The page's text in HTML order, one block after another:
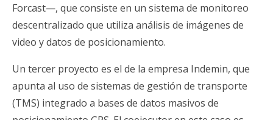
Forcast—, que consiste en un sistema de monitoreo
descentralizado que utiliza análisis de imágenes de
video y datos de posicionamiento.
Un tercer proyecto es el de la empresa Indemin, que
apunta al uso de sistemas de gestión de transporte
(TMS) integrado a bases de datos masivos de